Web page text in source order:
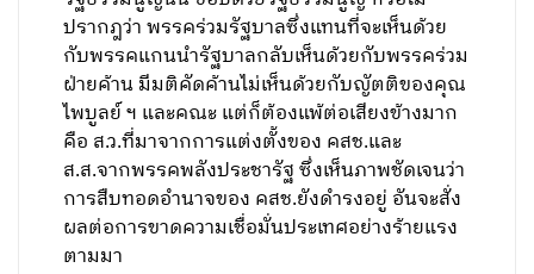
ปรากฎว่า พรรคร่วมรัฐบาลซึ่งแทนที่จะเห็นด้วย
กับพรรคแกนนำรัฐบาลกลับเห็นด้วยกับพรรคร่วม
ฝ่ายค้าน มีมติคัดค้านไม่เห็นด้วยกับญัตติของคุณ
ไพบูลย์ ฯ และคณะ แต่ก็ต้องแพ้ต่อเสียงข้างมาก
คือ ส.ว.ที่มาจากการแต่งตั้งของ คสช.และ
ส.ส.จากพรรคพลังประชารัฐ ซึ่งเห็นภาพชัดเจนว่า
การสืบทอดอำนาจของ คสช.ยังดำรงอยู่ อันจะสั่ง
ผลต่อการขาดความเชื่อมั่นประเทศอย่างร้ายแรง
ตามมา